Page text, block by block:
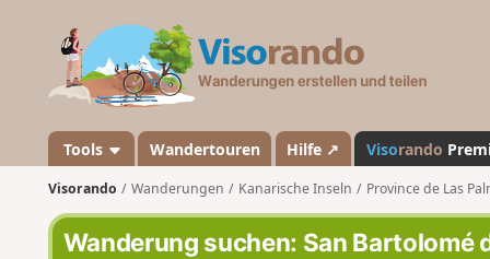
a
n
d
o
Tools Wandertouren Hilfe ↗ Visorando
Visorando Wanderungen Kanarische Inseln Province de Las
Wanderung suchen: San Bartolomé